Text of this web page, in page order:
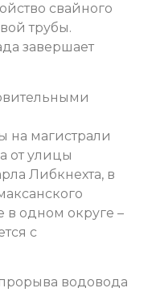
свайного
трубы.
завершает
на магистрали
от улицы
Либкнехта, в
в одном округе –
с
водовода